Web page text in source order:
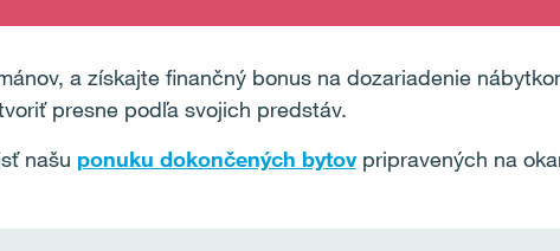
a získajte finančný bonus na dozariadenie
presne podľa svojich predstáv.
našu ponuku dokončených bytovpripravených na